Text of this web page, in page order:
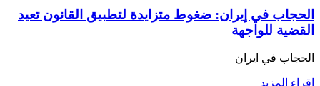
الحجاب في إيران: ضغوط متزايدة لتطبيق القانون تعيد
القضية للواجهة
الحجاب في ايران
اقراء المزيد